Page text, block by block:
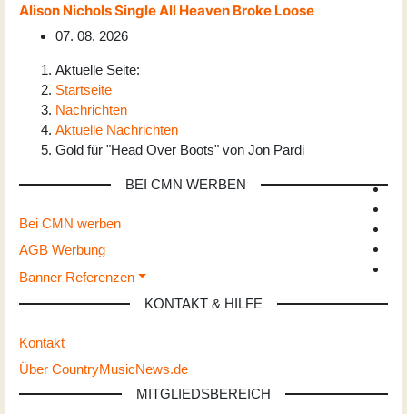
Alison Nichols Single All Heaven Broke Loose
07. 08. 2026
Aktuelle Seite:
Startseite
Nachrichten
Aktuelle Nachrichten
Gold für "Head Over Boots" von Jon Pardi
BEI CMN WERBEN
Bei CMN werben
AGB Werbung
Banner Referenzen
KONTAKT & HILFE
Kontakt
Über CountryMusicNews.de
MITGLIEDSBEREICH